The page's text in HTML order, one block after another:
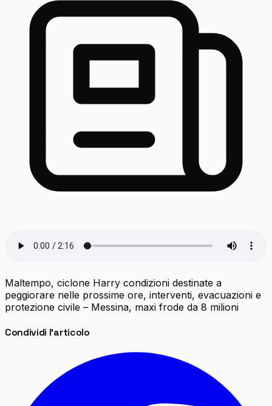
Maltempo, ciclone Harry condizioni destinate a
peggiorare nelle prossime ore, interventi, evacuazioni e
protezione civile – Messina, maxi frode da 8 milioni
Condividi l'articolo